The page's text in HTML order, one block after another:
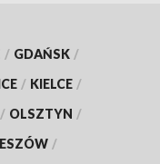
/ GDAŃSK /
/ KIELCE /
/ OLSZTYN /
/